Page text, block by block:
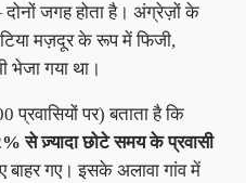
जगह होता है। अंग्रेज़ों के
मज़दूर के रूप में फिजी,
भेजा गया था।
पर) बताता है कि
सेज़्यादाछोटेसमयकेप्रवासी
गए। इसके अलावा गांव में